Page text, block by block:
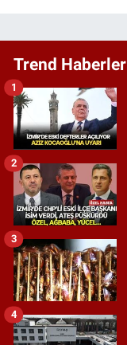
Trend Haberler
1
2
3
4